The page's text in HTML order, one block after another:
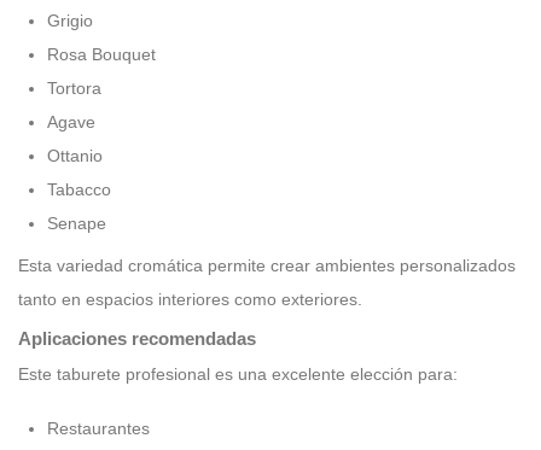
Grigio
Rosa Bouquet
Tortora
Agave
Ottanio
Tabacco
Senape
Esta variedad cromática permite crear ambientes personalizados
tanto en espacios interiores como exteriores.
Aplicaciones recomendadas
Este taburete profesional es una excelente elección para:
Restaurantes